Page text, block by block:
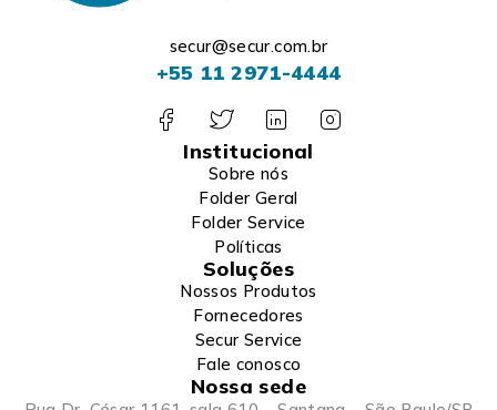
secur@secur.com.br
+55 11 2971-4444
Institucional
Sobre nós
Folder Geral
Folder Service
Políticas
Soluções
Nossos Produtos
Fornecedores
Secur Service
Fale conosco
Nossa sede